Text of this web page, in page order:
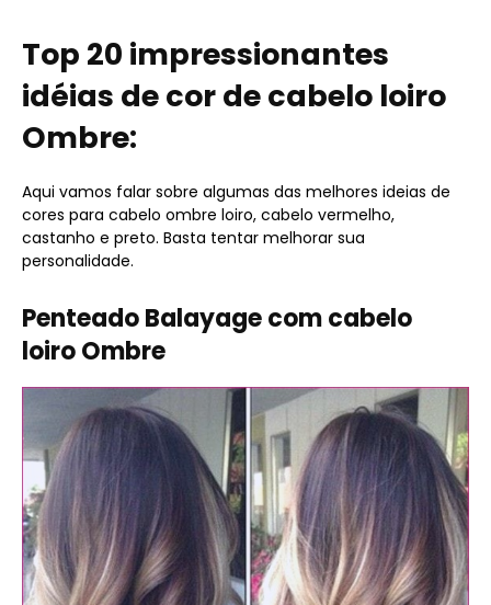
Top 20 impressionantes
idéias de cor de cabelo loiro
Ombre:
Aqui vamos falar sobre algumas das melhores ideias de
cores para cabelo ombre loiro, cabelo vermelho,
castanho e preto. Basta tentar melhorar sua
personalidade.
Penteado Balayage com cabelo
loiro Ombre